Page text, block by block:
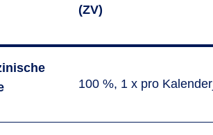
(ZV)
100 %, 1 x pro